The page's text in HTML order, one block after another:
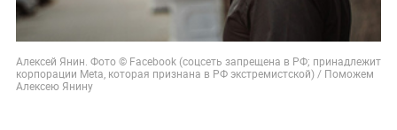
Алексей Янин. Фото © Facebook (соцсеть запрещена в РФ; принадлежит
корпорации Meta, которая признана в РФ экстремистской) / Поможем
Алексею Янину